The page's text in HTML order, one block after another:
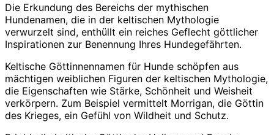
Die Erkundung des Bereichs der mythischen
Hundenamen, die in der keltischen Mythologie
verwurzelt sind, enthüllt ein reiches Geflecht göttlicher
Inspirationen zur Benennung Ihres Hundegefährten.
Keltische Göttinnennamen für Hunde schöpfen aus
mächtigen weiblichen Figuren der keltischen Mythologie,
die Eigenschaften wie Stärke, Schönheit und Weisheit
verkörpern. Zum Beispiel vermittelt Morrigan, die Göttin
des Krieges, ein Gefühl von Wildheit und Schutz.